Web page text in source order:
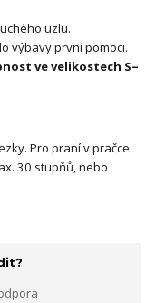
uzlu.
výbavy první pomoci.
ve velikostech S–
Pro praní v pračce
30 stupňů, nebo